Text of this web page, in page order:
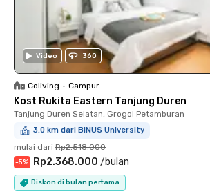
Video 360
Coliving • Campur
Kost Rukita Eastern Tanjung Duren
Tanjung Duren Selatan, Grogol Petamburan
3.0 km dari BINUS University
mulai dari Rp2.518.000
-5% Rp2.368.000 /bulan
Diskon di bulan pertama